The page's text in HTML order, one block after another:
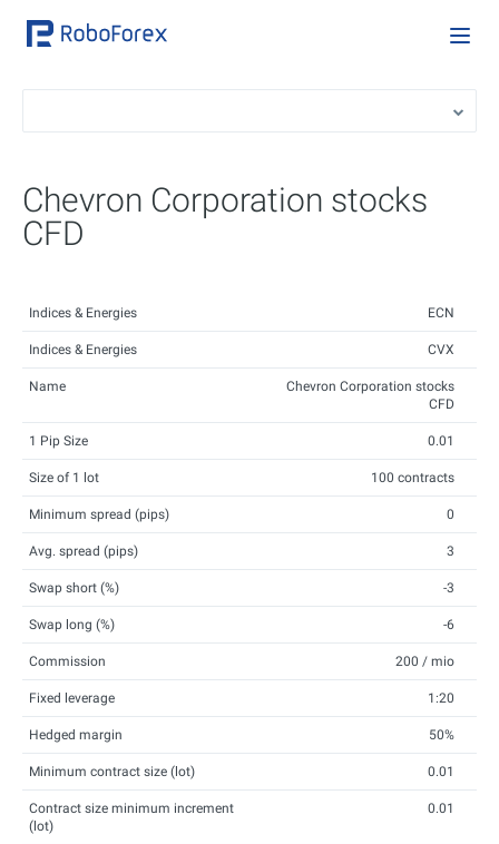
Chevron Corporation stocks
CFD
Indices & Energies ECN
Indices & Energies CVX
Name
Chevron Corporation stocks
CFD
1 Pip Size 0.01
Size of 1 lot 100 contracts
Minimum spread (pips) 0
Avg. spread (pips) 3
Swap short (%) -3
Swap long (%) -6
Commission 200 / mio
Fixed leverage 1:20
Hedged margin 50%
Minimum contract size (lot) 0.01
Contract size minimum increment
(lot)
0.01